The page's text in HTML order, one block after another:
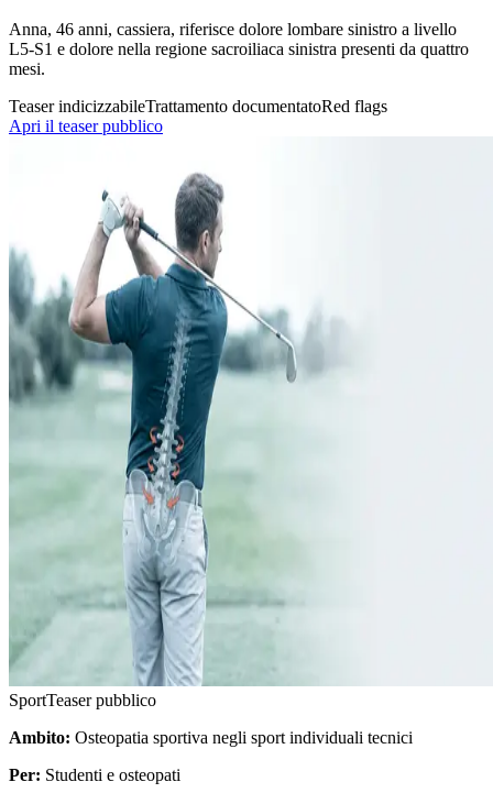
Anna, 46 anni, cassiera, riferisce dolore lombare sinistro a livello
L5-S1 e dolore nella regione sacroiliaca sinistra presenti da quattro
mesi.
Teaser indicizzabileTrattamento documentatoRed flags
Apri il teaser pubblico
SportTeaser pubblico
Ambito: Osteopatia sportiva negli sport individuali tecnici
Per: Studenti e osteopati